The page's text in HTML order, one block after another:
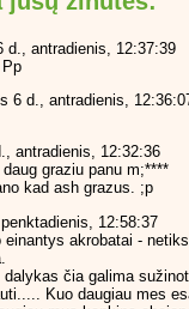
antradienis, 12:37:39
6 d., antradienis,
antradienis, 12:32:36
graziu panu m;****
kad ash grazus. ;p
12:58:37
akrobatai -
čia galima
Kuo daugiau mes